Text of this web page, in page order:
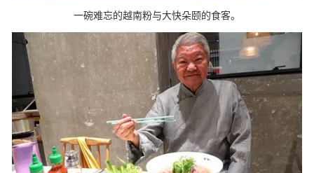
一碗难忘的越南粉与大快朵颐的食客。